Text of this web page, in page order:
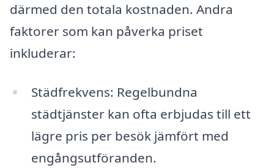
därmed den totala kostnaden. Andra
faktorer som kan påverka priset
inkluderar:
Städfrekvens: Regelbundna
städtjänster kan ofta erbjudas till ett
lägre pris per besök jämfört med
engångsutföranden.